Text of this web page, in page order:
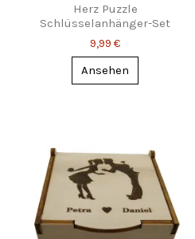
Herz Puzzle
Schlüsselanhänger-Set
mit Gravur – Für Zwei, die
zusammengehören
9,99 €
Ansehen